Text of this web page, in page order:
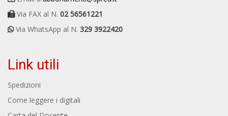
Via FAX al N. 02 56561221
Via WhatsApp al N. 329 3922420
Link utili
Spedizioni
Come leggere i digitali